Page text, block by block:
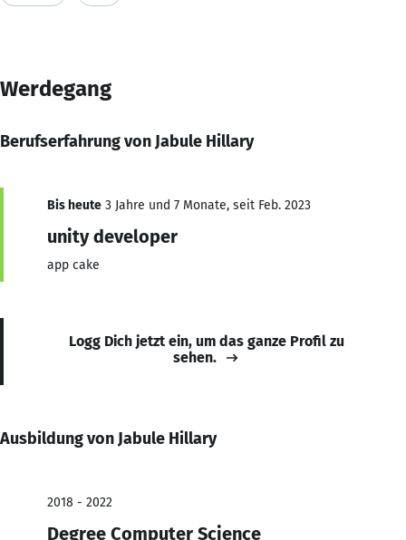
Werdegang
Berufserfahrung von Jabule Hillary
Bis heute 3 Jahre und 7 Monate, seit Feb. 2023
unity developer
app cake
Logg Dich jetzt ein, um das ganze Profil zu
sehen.
Ausbildung von Jabule Hillary
2018 - 2022
Degree Computer Science